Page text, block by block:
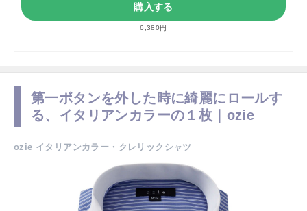
購入する
6,380円
第一ボタンを外した時に綺麗にロールす
る、イタリアンカラーの１枚｜ozie
ozie イタリアンカラー・クレリックシャツ